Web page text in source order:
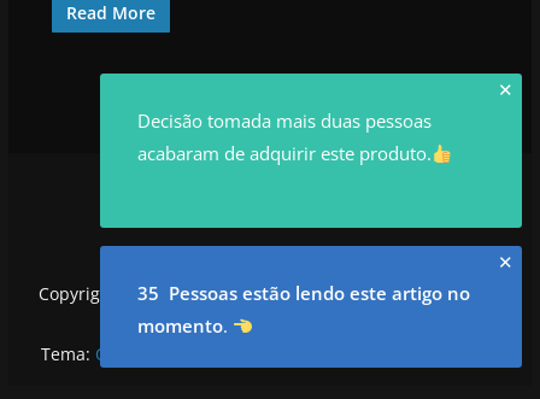
Read More
Copyright © 2026utilidadesrowan.com. Todos os direitos
reservados.
Tema: ColorMag
✕
Decisão tomada mais duas pessoas
acabaram de adquirir este produto.
✕
35 Pessoas estão lendo este artigo no
momento.